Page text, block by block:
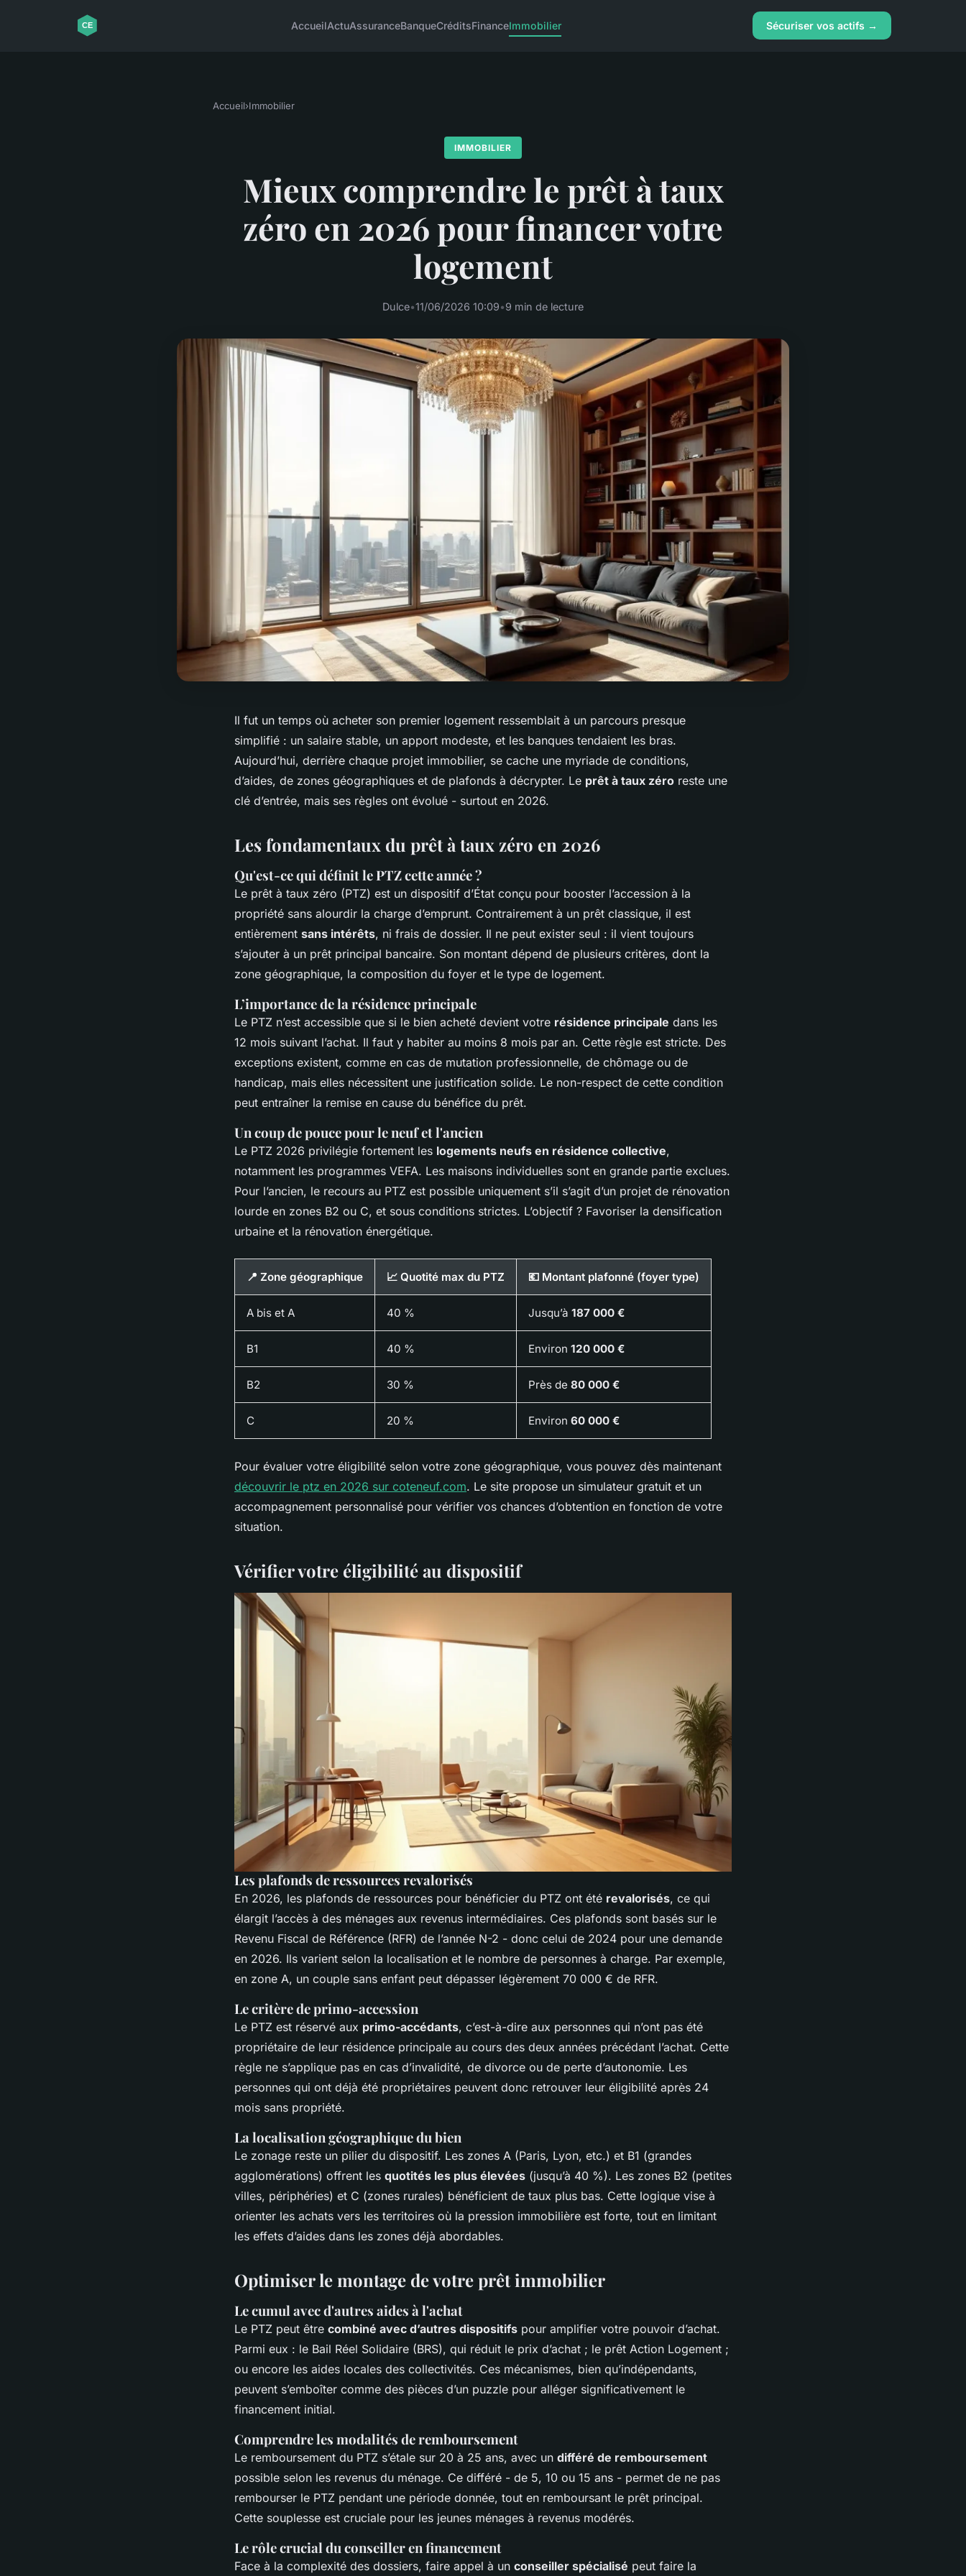
AccueilActuAssuranceBanqueCréditsFinanceImmobilier Sécuriser vos actifs →
Accueil›Immobilier
IMMOBILIER
Mieux comprendre le prêt à taux
zéro en 2026 pour financer votre
logement
Dulce•11/06/2026 10:09•9 min de lecture
Il fut un temps où acheter son premier logement ressemblait à un parcours presque
simplifié : un salaire stable, un apport modeste, et les banques tendaient les bras.
Aujourd’hui, derrière chaque projet immobilier, se cache une myriade de conditions,
d’aides, de zones géographiques et de plafonds à décrypter. Le prêt à taux zéro reste une
clé d’entrée, mais ses règles ont évolué - surtout en 2026.
Les fondamentaux du prêt à taux zéro en 2026
Qu'est-ce qui définit le PTZ cette année ?
Le prêt à taux zéro (PTZ) est un dispositif d’État conçu pour booster l’accession à la
propriété sans alourdir la charge d’emprunt. Contrairement à un prêt classique, il est
entièrement sans intérêts, ni frais de dossier. Il ne peut exister seul : il vient toujours
s’ajouter à un prêt principal bancaire. Son montant dépend de plusieurs critères, dont la
zone géographique, la composition du foyer et le type de logement.
L’importance de la résidence principale
Le PTZ n’est accessible que si le bien acheté devient votre résidence principale dans les
12 mois suivant l’achat. Il faut y habiter au moins 8 mois par an. Cette règle est stricte. Des
exceptions existent, comme en cas de mutation professionnelle, de chômage ou de
handicap, mais elles nécessitent une justification solide. Le non-respect de cette condition
peut entraîner la remise en cause du bénéfice du prêt.
Un coup de pouce pour le neuf et l'ancien
Le PTZ 2026 privilégie fortement les logements neufs en résidence collective,
notamment les programmes VEFA. Les maisons individuelles sont en grande partie exclues.
Pour l’ancien, le recours au PTZ est possible uniquement s’il s’agit d’un projet de rénovation
lourde en zones B2 ou C, et sous conditions strictes. L’objectif ? Favoriser la densification
urbaine et la rénovation énergétique.
📍 Zone géographique 📈 Quotité max du PTZ 💶 Montant plafonné (foyer type)
A bis et A 40 % Jusqu’à 187 000 €
B1 40 % Environ 120 000 €
B2 30 % Près de 80 000 €
C 20 % Environ 60 000 €
Pour évaluer votre éligibilité selon votre zone géographique, vous pouvez dès maintenant
découvrir le ptz en 2026 sur coteneuf.com. Le site propose un simulateur gratuit et un
accompagnement personnalisé pour vérifier vos chances d’obtention en fonction de votre
situation.
Vérifier votre éligibilité au dispositif
Les plafonds de ressources revalorisés
En 2026, les plafonds de ressources pour bénéficier du PTZ ont été revalorisés, ce qui
élargit l’accès à des ménages aux revenus intermédiaires. Ces plafonds sont basés sur le
Revenu Fiscal de Référence (RFR) de l’année N-2 - donc celui de 2024 pour une demande
en 2026. Ils varient selon la localisation et le nombre de personnes à charge. Par exemple,
en zone A, un couple sans enfant peut dépasser légèrement 70 000 € de RFR.
Le critère de primo-accession
Le PTZ est réservé aux primo-accédants, c’est-à-dire aux personnes qui n’ont pas été
propriétaire de leur résidence principale au cours des deux années précédant l’achat. Cette
règle ne s’applique pas en cas d’invalidité, de divorce ou de perte d’autonomie. Les
personnes qui ont déjà été propriétaires peuvent donc retrouver leur éligibilité après 24
mois sans propriété.
La localisation géographique du bien
Le zonage reste un pilier du dispositif. Les zones A (Paris, Lyon, etc.) et B1 (grandes
agglomérations) offrent les quotités les plus élevées (jusqu’à 40 %). Les zones B2 (petites
villes, périphéries) et C (zones rurales) bénéficient de taux plus bas. Cette logique vise à
orienter les achats vers les territoires où la pression immobilière est forte, tout en limitant
les effets d’aides dans les zones déjà abordables.
Optimiser le montage de votre prêt immobilier
Le cumul avec d'autres aides à l'achat
Le PTZ peut être combiné avec d’autres dispositifs pour amplifier votre pouvoir d’achat.
Parmi eux : le Bail Réel Solidaire (BRS), qui réduit le prix d’achat ; le prêt Action Logement ;
ou encore les aides locales des collectivités. Ces mécanismes, bien qu’indépendants,
peuvent s’emboîter comme des pièces d’un puzzle pour alléger significativement le
financement initial.
Comprendre les modalités de remboursement
Le remboursement du PTZ s’étale sur 20 à 25 ans, avec un différé de remboursement
possible selon les revenus du ménage. Ce différé - de 5, 10 ou 15 ans - permet de ne pas
rembourser le PTZ pendant une période donnée, tout en remboursant le prêt principal.
Cette souplesse est cruciale pour les jeunes ménages à revenus modérés.
Le rôle crucial du conseiller en financement
Face à la complexité des dossiers, faire appel à un conseiller spécialisé peut faire la